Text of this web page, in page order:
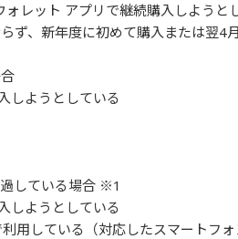
レット アプリで継続購入しようと
ず、新年度に初めて購入または翌
しようとしている
している場合 ※1
しようとしている
用している（対応したスマートフ